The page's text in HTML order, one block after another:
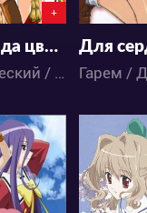
+
Военная баллада цвета лайма [ТВ-1]
Гарем / Исторический / Паранормальное / Мистика / Драма / Комедия / Меха / Приключения / Этти / Аниме